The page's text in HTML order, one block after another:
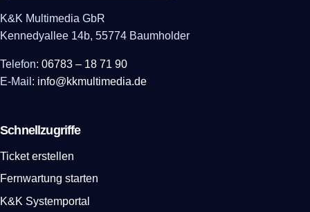
K&K Multimedia GbR
Kennedyallee 14b, 55774 Baumholder
Telefon: 06783 – 18 71 90
E-Mail: info@kkmultimedia.de
Schnellzugriffe
Ticket erstellen
Fernwartung starten
K&K Systemportal